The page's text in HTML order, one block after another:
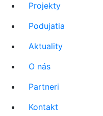
Projekty
Podujatia
Aktuality
O nás
Partneri
Kontakt